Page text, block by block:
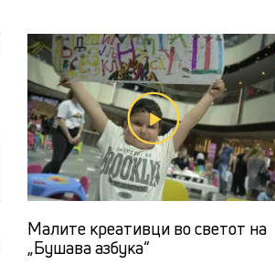
Малите креативци во светот на
„Бушава азбука“